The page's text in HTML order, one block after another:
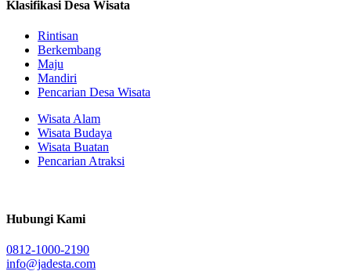
Klasifikasi Desa Wisata
Rintisan
Berkembang
Maju
Mandiri
Pencarian Desa Wisata
Wisata Alam
Wisata Budaya
Wisata Buatan
Pencarian Atraksi
Hubungi Kami
0812-1000-2190
info@jadesta.com